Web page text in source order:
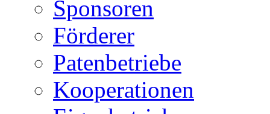
Sponsoren
Förderer
Patenbetriebe
Kooperationen